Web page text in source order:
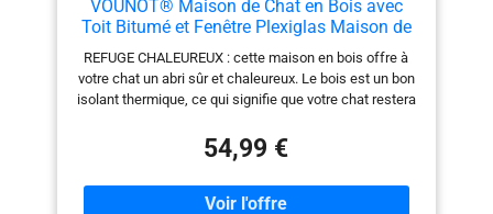
VOUNOT® Maison de Chat en Bois avec
Toit Bitumé et Fenêtre Plexiglas Maison de
Toilette pour Chat Meuble de Bac avec Porte
Niche 57x45x43cm Gris
REFUGE CHALEUREUX : cette maison en bois offre à
votre chat un abri sûr et chaleureux. Le bois est un bon
isolant thermique, ce qui signifie que votre chat restera
lamelles PVC assurent une circulation d'air optimale à
l'intérieur, garantissant ainsi une atmosphère agréable
pour que votre chat puisse se blottir à l'intérieur.
ESPACE DE DÉTENTE CONFORTABLE : Avec sa taille
54,99 €